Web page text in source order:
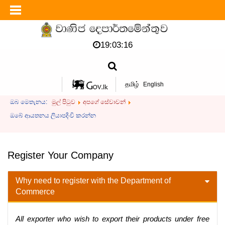
19:03:16
தமிழ் English
ඔබ මෙතැනය: මුල් පිටුව
අපගේ සේවාවන්
ඔබේ ආයතනය ලියාපදිංචි කරන්න
Register Your Company
Why need to register with the Department of
Commerce
All exporter who wish to export their products under free